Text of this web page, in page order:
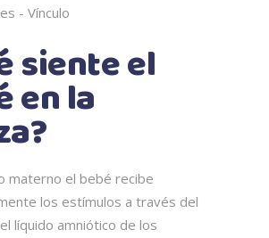
- Vínculo
siente el
en la
materno el bebé recibe
los estímulos a través del
líquido amniótico de los